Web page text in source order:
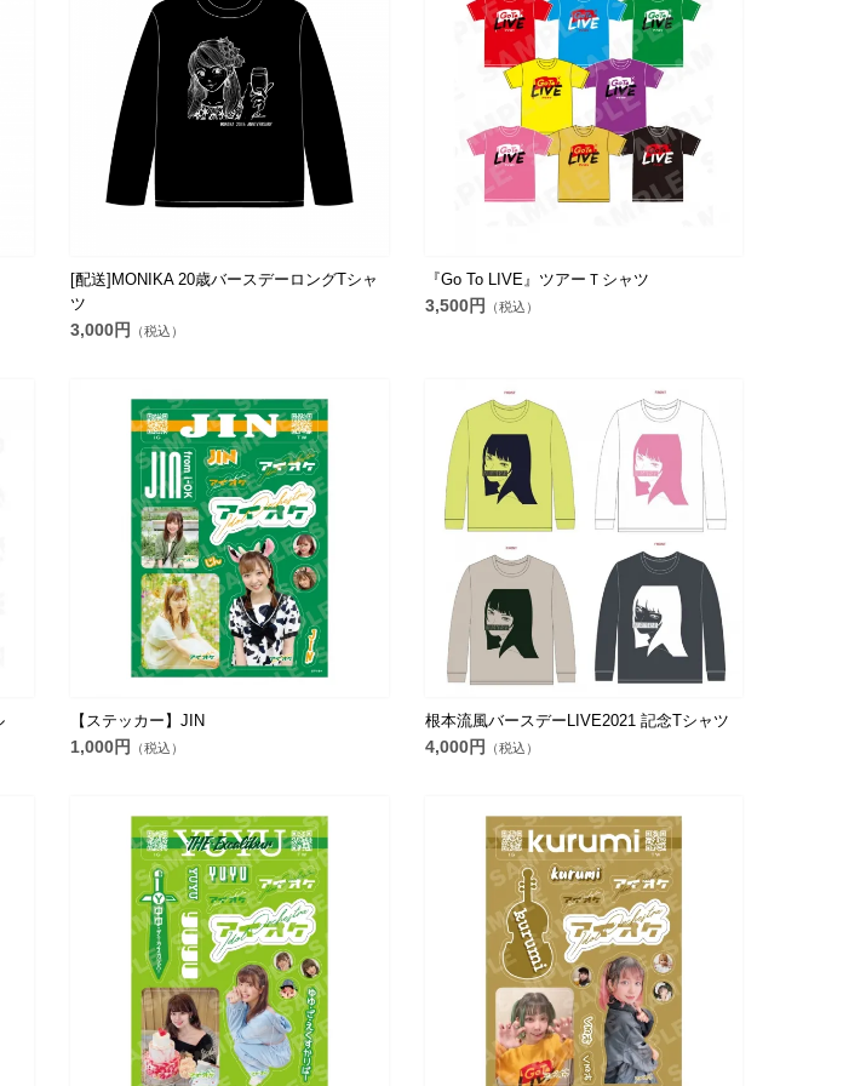
[配送]MONIKA 20歳バースデーロングTシャ
ツ
3,000円 （税込）
『Go To LIVE』ツアーＴシャツ
3,500円 （税込）
【ステッカー】JIN
1,000円 （税込）
根本流風バースデーLIVE2021 記念Tシャツ
4,000円 （税込）